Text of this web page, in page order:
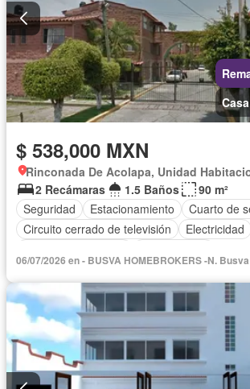
$ 538,000 MXN
2 Recámaras
1.5 Baños
90 m²
Seguridad
Estacionamiento Cuarto de
Circuito cerrado de televisión
Electricidad
06/07/2026 en - BUSVA HOMEBROKERS -N. Busva